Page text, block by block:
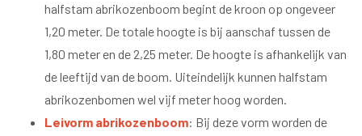
halfstam abrikozenboom begint de kroon op ongeveer
1,20 meter. De totale hoogte is bij aanschaf tussen de
1,80 meter en de 2,25 meter. De hoogte is afhankelijk van
de leeftijd van de boom. Uiteindelijk kunnen halfstam
abrikozenbomen wel vijf meter hoog worden.
Leivorm abrikozenboom: Bij deze vorm worden de